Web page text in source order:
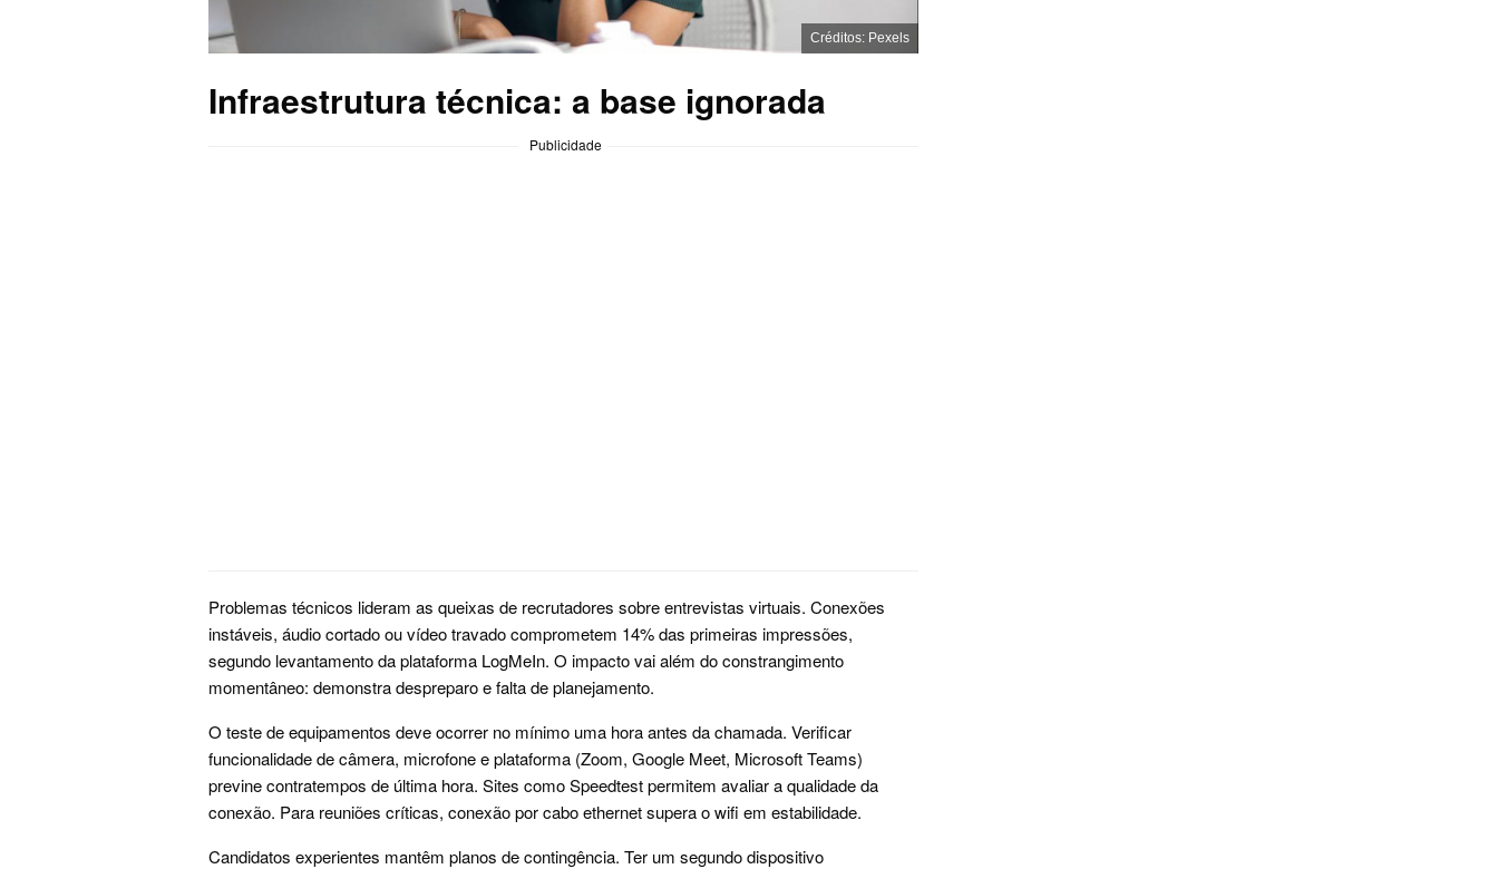
Créditos: Pexels
Infraestrutura técnica: a base ignorada
Publicidade
Problemas técnicos lideram as queixas de recrutadores sobre entrevistas virtuais. Conexões
instáveis, áudio cortado ou vídeo travado comprometem 14% das primeiras impressões,
segundo levantamento da plataforma LogMeIn. O impacto vai além do constrangimento
momentâneo: demonstra despreparo e falta de planejamento.
O teste de equipamentos deve ocorrer no mínimo uma hora antes da chamada. Verificar
funcionalidade de câmera, microfone e plataforma (Zoom, Google Meet, Microsoft Teams)
previne contratempos de última hora. Sites como Speedtest permitem avaliar a qualidade da
conexão. Para reuniões críticas, conexão por cabo ethernet supera o wifi em estabilidade.
Candidatos experientes mantêm planos de contingência. Ter um segundo dispositivo